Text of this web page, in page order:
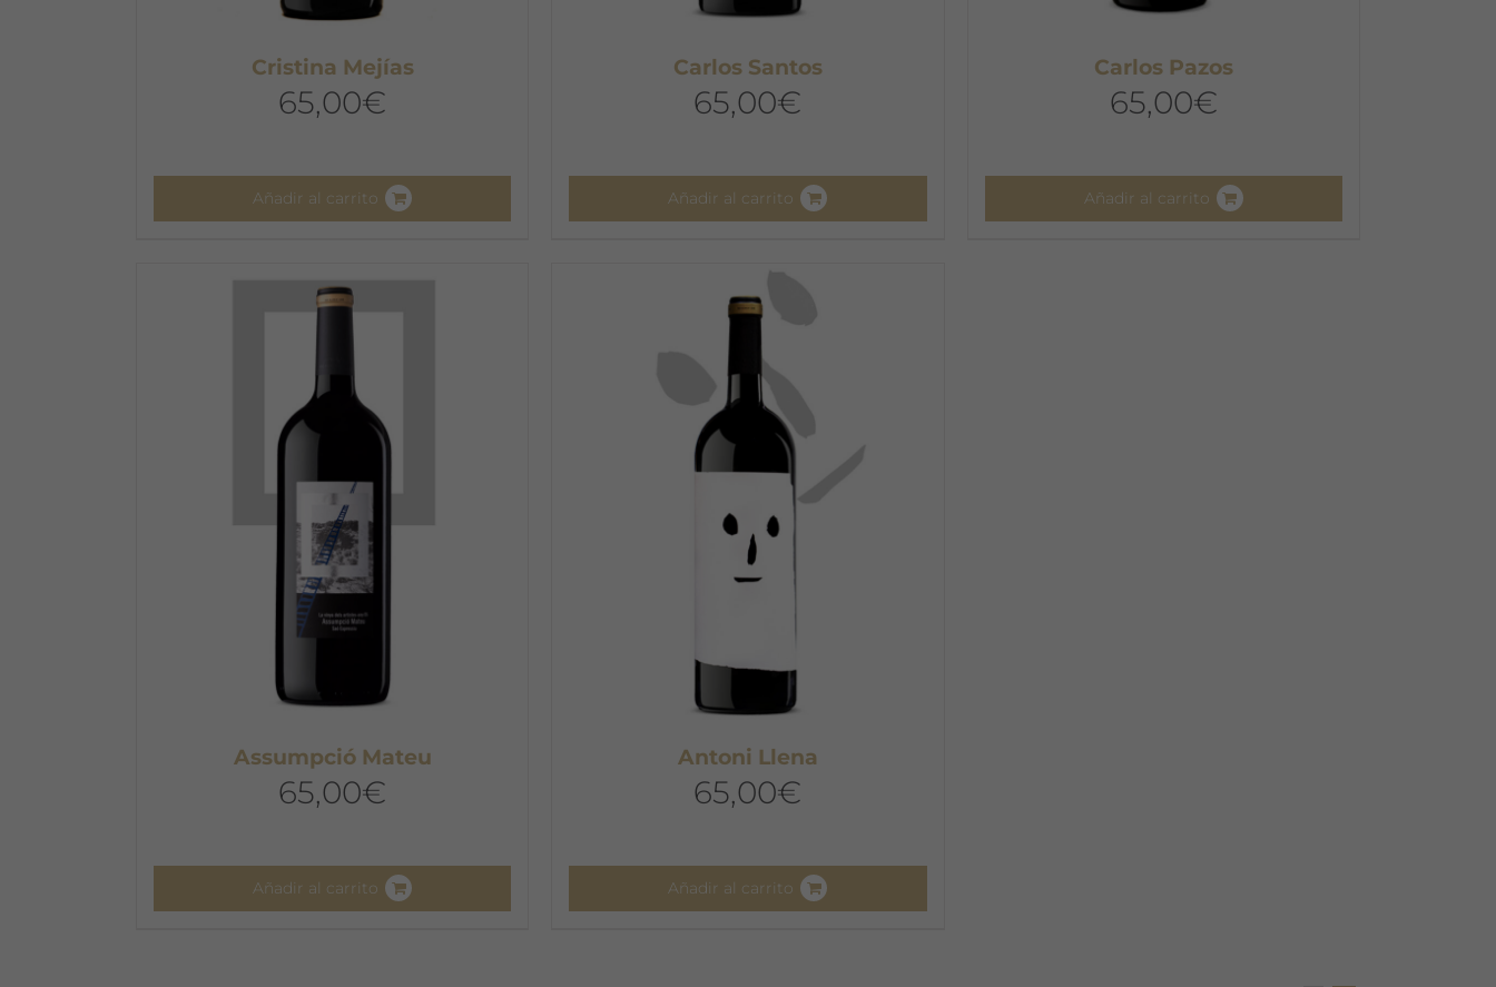
Cristina Mejías
65,00€
Añadir al carrito
Carlos Santos
65,00€
Añadir al carrito
Carlos Pazos
65,00€
Añadir al carrito
Assumpció Mateu
65,00€
Añadir al carrito
Antoni Llena
65,00€
Añadir al carrito